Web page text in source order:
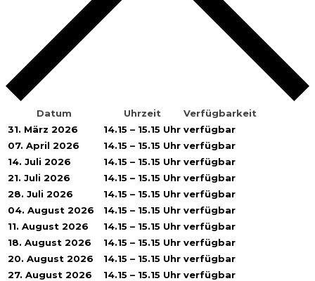
Datum Uhrzeit
Verfügbarkeit
31. März 2026
14.15 – 15.15 Uhr verfügbar
07. April 2026
14.15 – 15.15 Uhr verfügbar
14. Juli 2026
14.15 – 15.15 Uhr verfügbar
21. Juli 2026
14.15 – 15.15 Uhr verfügbar
28. Juli 2026
14.15 – 15.15 Uhr verfügbar
04. August 2026
14.15 – 15.15 Uhr verfügbar
11. August 2026
14.15 – 15.15 Uhr verfügbar
18. August 2026
14.15 – 15.15 Uhr verfügbar
20. August 2026
14.15 – 15.15 Uhr verfügbar
27. August 2026
14.15 – 15.15 Uhr verfügbar